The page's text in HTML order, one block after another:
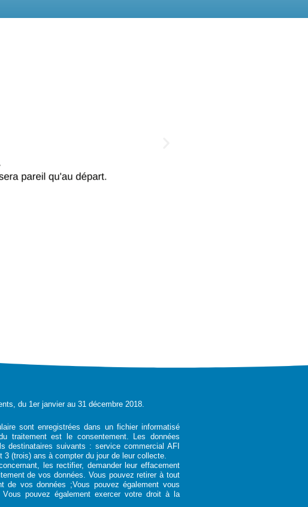
du 1er janvier au 31 décembre 2018.
sont enregistrées dans un fichier informatisé
traitement est le consentement. Les données
destinataires suivants : service commercial AFI
3 (trois) ans à compter du jour de leur collecte.
les rectifier, demander leur effacement
de vos données. Vous pouvez retirer à tout
de vos données ;Vous pouvez également vous
pouvez également exercer votre droit à la